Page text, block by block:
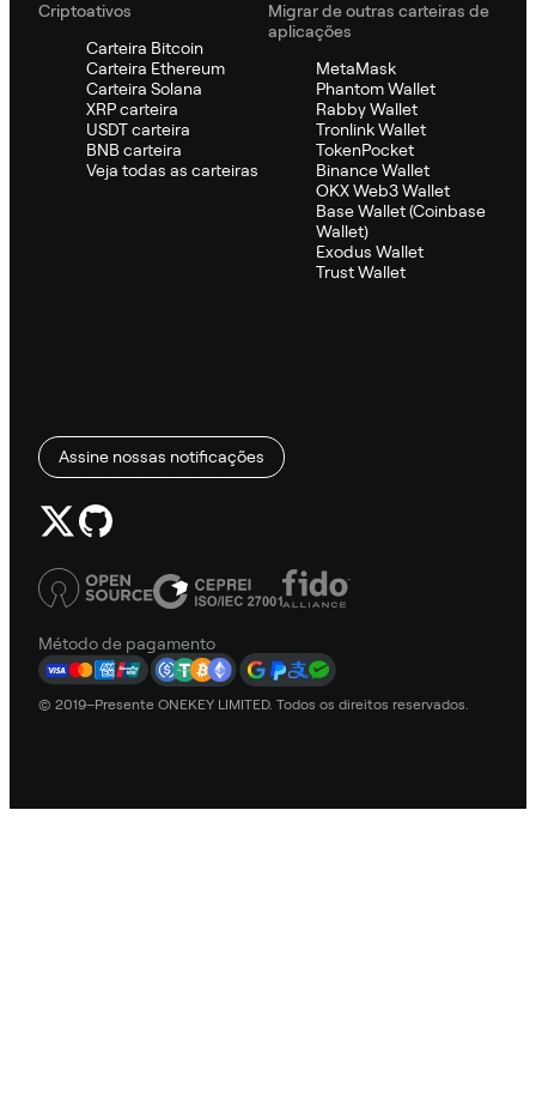
Criptoativos
Carteira Bitcoin
Carteira Ethereum
Carteira Solana
XRP carteira
USDT carteira
BNB carteira
Veja todas as carteiras
Migrar de outras carteiras de
aplicações
MetaMask
Phantom Wallet
Rabby Wallet
Tronlink Wallet
TokenPocket
Binance Wallet
OKX Web3 Wallet
Base Wallet (Coinbase
Wallet)
Exodus Wallet
Trust Wallet
Assine nossas notificações
Método de pagamento
© 2019–Presente ONEKEY LIMITED. Todos os direitos reservados.